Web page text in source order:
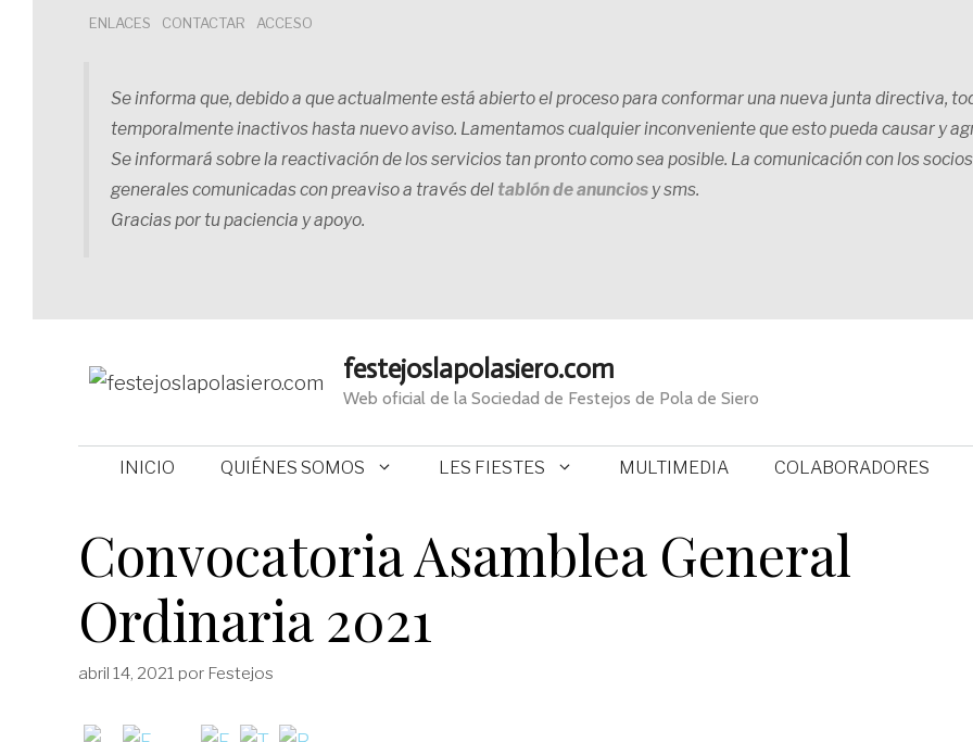
ENLACES CONTACTAR ACCESO
Se informa que, debido a que actualmente está abierto el proceso para conformar una nueva junta directiva,
temporalmente inactivos hasta nuevo aviso. Lamentamos cualquier inconveniente que esto pueda causar y
Se informará sobre la reactivación de los servicios tan pronto como sea posible. La comunicación con los
generales comunicadas con preaviso a través del tablón de anuncios y sms.
Gracias por tu paciencia y apoyo.
festejoslapolasiero.com
Web oficial de la Sociedad de Festejos de Pola de Siero
INICIO QUIÉNES SOMOS LES FIESTES MULTIMEDIA COLABORADORES
Convocatoria Asamblea General
Ordinaria 2021
abril 14, 2021 por Festejos